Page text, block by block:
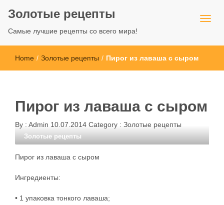
Золотые рецепты
Самые лучшие рецепты со всего мира!
Home / Золотые рецепты / Пирог из лаваша с сыром
Пирог из лаваша с сыром
By : Admin 10.07.2014 Category : Золотые рецепты
Золотые рецепты
Пирог из лаваша с сыром
Ингредиенты:
• 1 упаковка тонкого лаваша;